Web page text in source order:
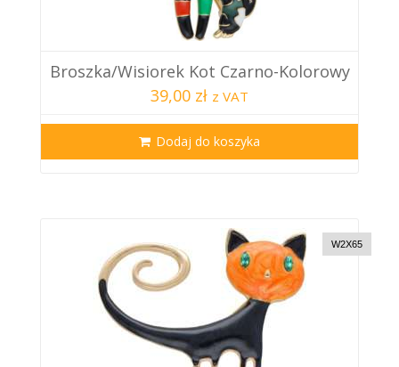
Broszka/wisiorek Kot Czarno-Kolorowy
39,00 zł z VAT
Dodaj do koszyka
W2X65